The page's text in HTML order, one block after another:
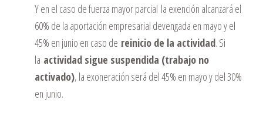
Y en el caso de fuerza mayor parcial la exención alcanzará el
60% de la aportación empresarial devengada en mayo y el
45% en junio en caso de reinicio de la actividad. Si
la actividad sigue suspendida (trabajo no
activado), la exoneración será del 45% en mayo y del 30%
en junio.